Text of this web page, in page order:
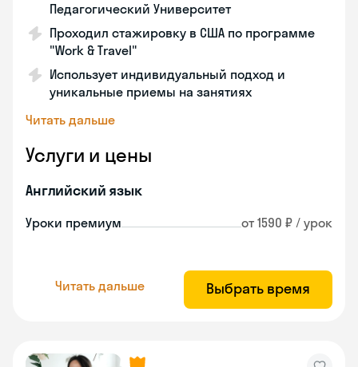
Педагогический Университет
Проходил стажировку в США по программе
"Work & Travel"
Использует индивидуальный подход и
уникальные приемы на занятиях
Читать дальше
Услуги и цены
Английский язык
Уроки премиум от 1590 ₽ / урок
Читать дальше Выбрать время